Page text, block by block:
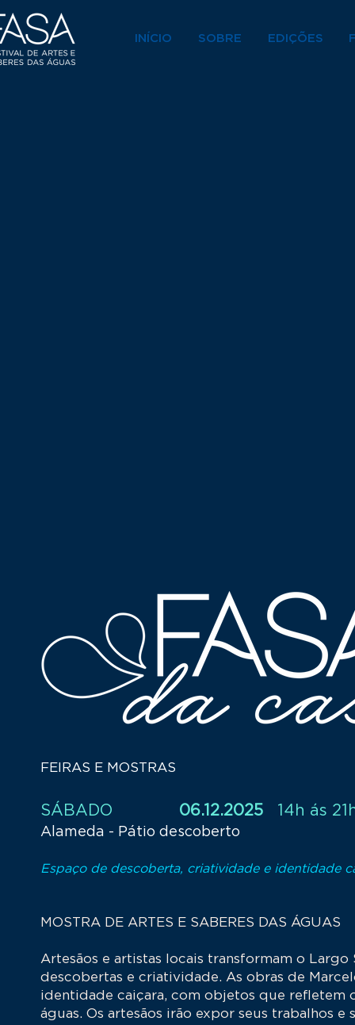
INÍCIO SOBRE EDIÇÕES
FEIRAS E MOSTRAS
SÁBADO 06.12.2025 14h ás
Alameda - Pátio descoberto
Espaço de descoberta, criatividade e identidade
MOSTRA DE ARTES E SABERES DAS ÁGUAS
Artesãos e artistas locais transformam o
descobertas e criatividade. As obras de
identidade caiçara, com objetos que refletem
águas. Os artesãos irão expor seus trabalhos